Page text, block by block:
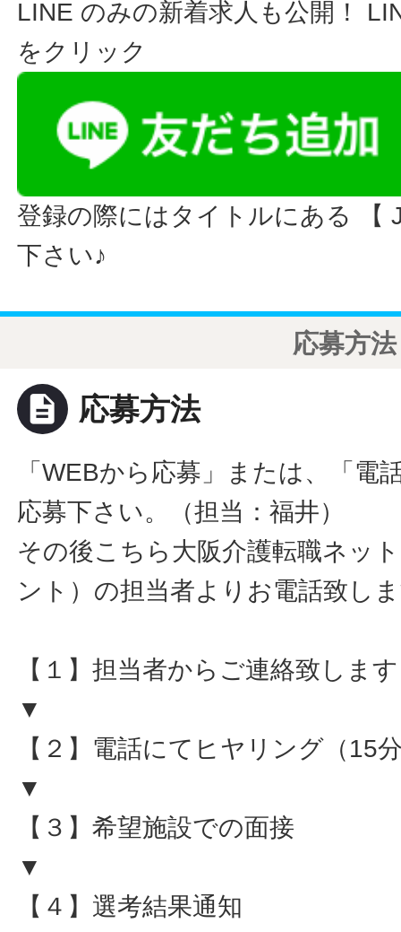
LINE のみの新着求人も公開！
をクリック
登録の際にはタイトルにある 【
下さい♪
応募方法
description 応募方法
「WEBから応募」または、「電
応募下さい。（担当：福井）
その後こちら大阪介護転職ネッ
ント）の担当者よりお電話致し
【１】担当者からご連絡致します
▼
【２】電話にてヒヤリング（15
▼
【３】希望施設での面接
▼
【４】選考結果通知